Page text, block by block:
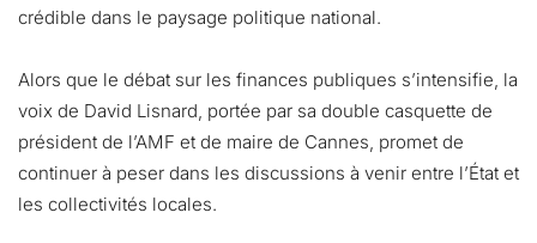
crédible dans le paysage politique national.
Alors que le débat sur les finances publiques s’intensifie, la
voix de David Lisnard, portée par sa double casquette de
président de l’AMF et de maire de Cannes, promet de
continuer à peser dans les discussions à venir entre l’État et
les collectivités locales.